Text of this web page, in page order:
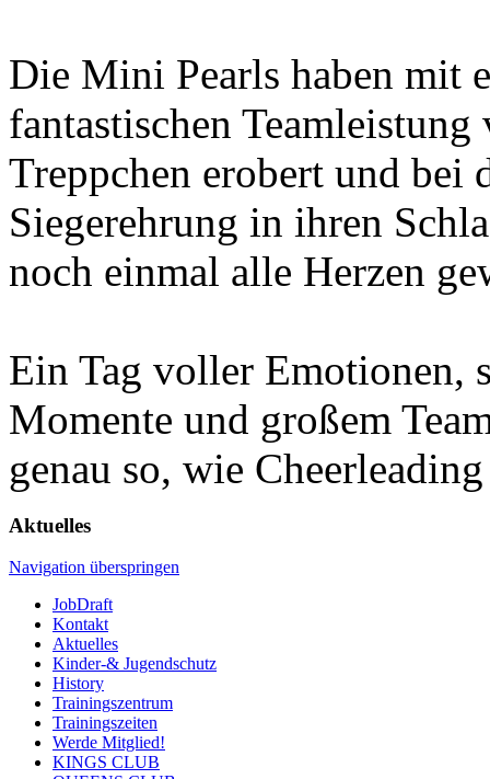
Die Mini Pearls haben mit
fantastischen Teamleistung
Treppchen erobert und bei
Siegerehrung in ihren
noch einmal alle Herzen
Ein Tag voller Emotionen,
Momente und großem
genau so, wie
Aktuelles
Navigation überspringen
JobDraft
Kontakt
Aktuelles
Kinder-& Jugendschutz
History
Trainingszentrum
Trainingszeiten
Werde Mitglied!
KINGS CLUB